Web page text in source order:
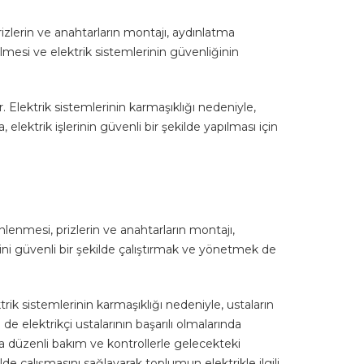
ve anahtarların montajı, aydınlatma
ve elektrik sistemlerinin güvenliğinin
sistemlerinin karmaşıklığı nedeniyle,
elektrik işlerinin güvenli bir şekilde yapılması için
prizlerin ve anahtarların montajı,
güvenli bir şekilde çalıştırmak ve yönetmek de
sistemlerinin karmaşıklığı nedeniyle, ustaların
ustalarının başarılı olmalarında
düzenli bakım ve kontrollerle gelecekteki